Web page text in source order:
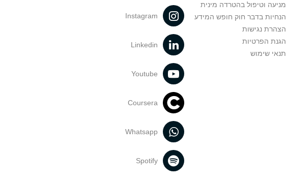
מניעה וטיפול בהטרדה מינית
הנחיות בדבר חוק חופש המידע
הצהרת נגישות
הגנת הפרטיות
תנאי שימוש
Instagram
Linkedin
Youtube
Coursera
Whatsapp
Spotify